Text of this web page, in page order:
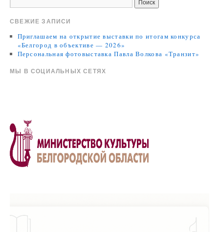
СВЕЖИЕ ЗАПИСИ
Приглашаем на открытие выставки по итогам конкурса
«Белгород в объективе — 2026»
Персональная фотовыставка Павла Волкова «Транзит»
МЫ В СОЦИАЛЬНЫХ СЕТЯХ